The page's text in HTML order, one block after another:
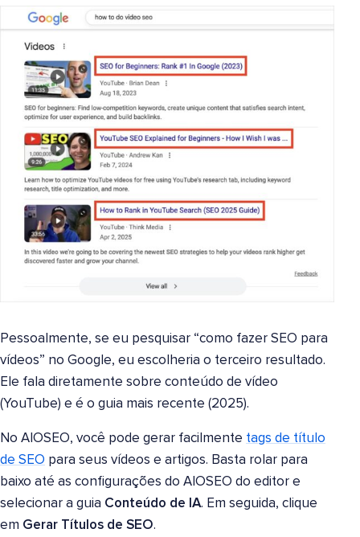
Pessoalmente, se eu pesquisar “como fazer SEO para
vídeos” no Google, eu escolheria o terceiro resultado.
Ele fala diretamente sobre conteúdo de vídeo
(YouTube) e é o guia mais recente (2025).
No AIOSEO, você pode gerar facilmente tags de título
de SEO para seus vídeos e artigos. Basta rolar para
baixo até as configurações do AIOSEO do editor e
selecionar a guia Conteúdo de IA. Em seguida, clique
em Gerar Títulos de SEO.